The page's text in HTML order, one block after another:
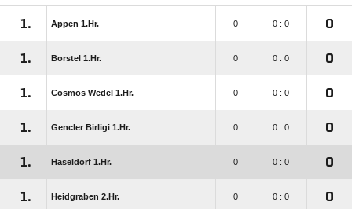
1. Appen 1.Hr. 0 0 : 0 0
1. Borstel 1.Hr. 0 0 : 0 0
1. Cosmos Wedel 1.Hr. 0 0 : 0 0
1. Gencler Birligi 1.Hr. 0 0 : 0 0
1. Haseldorf 1.Hr. 0 0 : 0 0
1. Heidgraben 2.Hr. 0 0 : 0 0